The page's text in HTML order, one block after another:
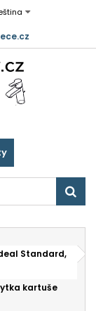
Standard,
kartuše